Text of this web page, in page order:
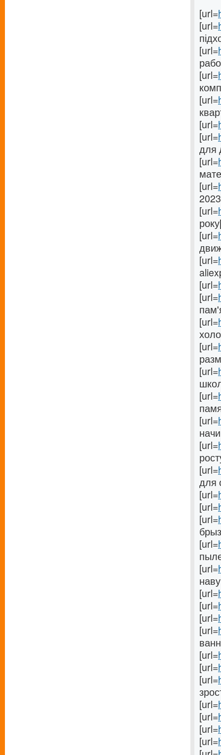
[url=
[url=
[url=
[url=
[url=
[url=
[url=
для
[url=
[url=
[url=
[url=
[url=
[url=
[url=
[url=
[url=
[url=
[url=
[url=
[url=
[url=
для
[url=
[url=
[url=
[url=
[url=
[url=
[url=
[url=
[url=
[url=
[url=
[url=
[url=
[url=
[url=
[url=